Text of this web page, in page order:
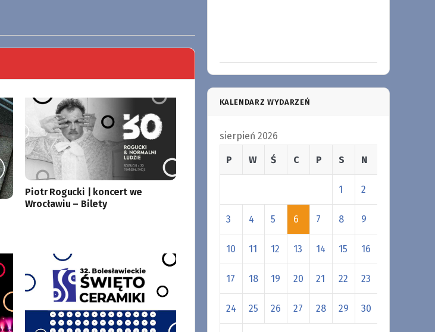
Piotr Rogucki | koncert we
Wrocławiu – Bilety
KALENDARZ WYDARZEŃ
sierpień 2026
P W Ś C P S N
1 2
3 4 5 6 7 8 9
10 11 12 13 14 15 16
17 18 19 20 21 22 23
24 25 26 27 28 29 30